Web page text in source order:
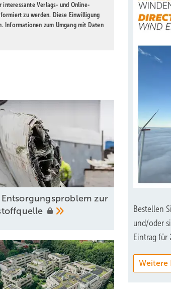
interessante Verlags- und Online-
zu werden. Diese Einwilligung
Informationen zum Umgang mit Daten
Entsorgungsproblem zur
Bestellen
und/oder
Eintrag für
Weitere